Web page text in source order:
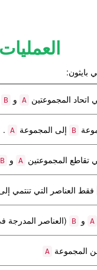
بايثون:
المجموعتين A و B
B إلى المجموعة A
.
تقاطع المجموعتين A و B
فقط العناصر التي تنتمي
A و B (العناصر المدرجة
المجموعة A